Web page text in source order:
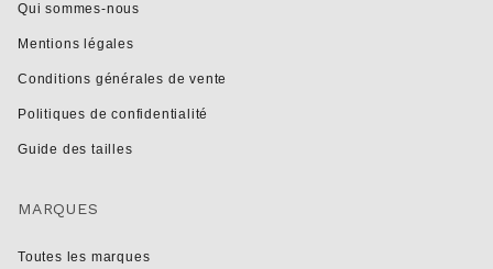
Qui sommes-nous
Mentions légales
Conditions générales de vente
Politiques de confidentialité
Guide des tailles
MARQUES
Toutes les marques